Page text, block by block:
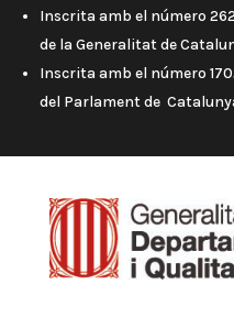
Inscrita amb el número
de la Generalitat de
Inscrita amb el número
del Parlament de